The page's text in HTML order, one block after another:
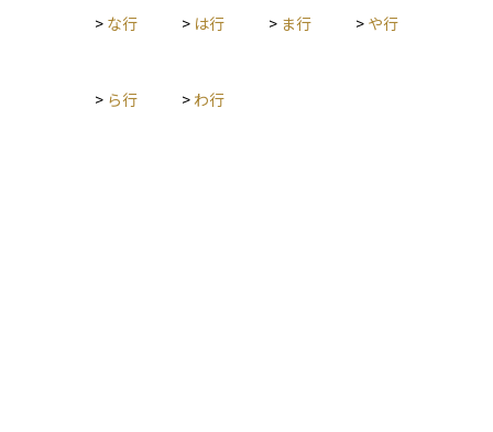
> な行 > は行 > ま行 > や行
> ら行 > わ行